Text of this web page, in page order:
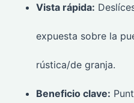
Vista rápida:
expuesta sobre la
rústica/de granja.
Beneficio clave: